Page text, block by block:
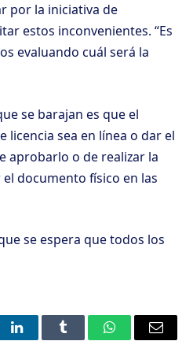
por la iniciativa de
estos inconvenientes. “Es
evaluando cuál será la
se barajan es que el
licencia sea en línea o dar el
aprobarlo o de realizar la
documento físico en las
se espera que todos los